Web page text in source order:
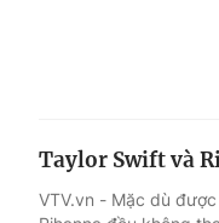
Taylor Swift và
VTV.vn - Mặc dù